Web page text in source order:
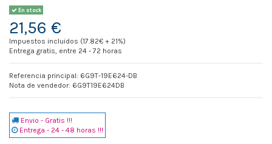
En stock
21,56 €
Impuestos incluidos (17.82€ + 21%)
Entrega gratis, entre 24 - 72 horas
Referencia principal: 6G9T-19E624-DB
Nota de vendedor: 6G9T19E624DB
Envio - Gratis !!!
Entrega - 24 - 48 horas !!!